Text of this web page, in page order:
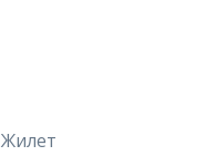
Жилет